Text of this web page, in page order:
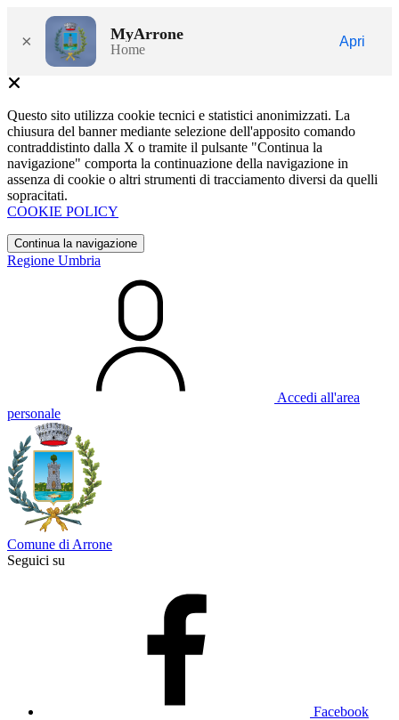
× MyArrone
Home
Apri
Questo sito utilizza cookie tecnici e statistici anonimizzati. La
chiusura del banner mediante selezione dell'apposito comando
contraddistinto dalla X o tramite il pulsante "Continua la
navigazione" comporta la continuazione della navigazione in
assenza di cookie o altri strumenti di tracciamento diversi da quelli
sopracitati.
COOKIE POLICY
Continua la navigazione
Regione Umbria
Accedi all'area
personale
Comune di Arrone
Seguici su
Facebook